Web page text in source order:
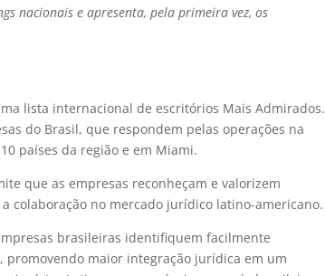
nacionais e apresenta, pela primeira vez, os
lista internacional de escritórios Mais Admirados.
do Brasil, que respondem pelas operações na
países da região e em Miami.
que as empresas reconheçam e valorizem
colaboração no mercado jurídico latino-americano.
brasileiras identifiquem facilmente
promovendo maior integração jurídica em um